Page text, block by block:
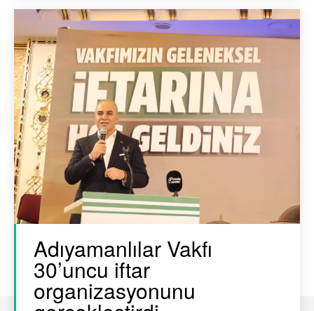
Adıyamanlılar Vakfı
30’uncu iftar
organizasyonunu